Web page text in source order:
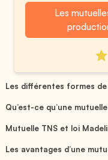
Les
Les différentes formes
Qu’est-ce qu’une
Mutuelle TNS et loi
Les avantages d’une